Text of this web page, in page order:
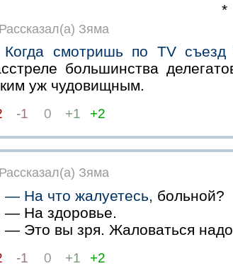
Рассказал(а) Зяма
Когда смотришь по ТV съезд
большинства
уж чудовищным.
-1 0 +1 +2
Рассказал(а) Зяма
— На что жалуетесь, больной?
— На здоровье.
— Это вы зря. Жаловаться
-1 0 +1 +2